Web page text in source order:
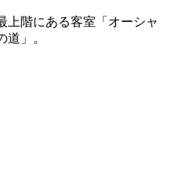
上階にある客室「オーシャ
道」。